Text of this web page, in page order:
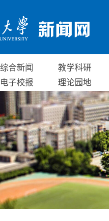
综合新闻 教学科研
电子校报 理论园地